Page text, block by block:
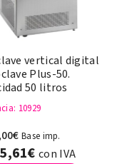
vertical digital
Plus-50.
50 litros
: 10929
Base imp.
con IVA